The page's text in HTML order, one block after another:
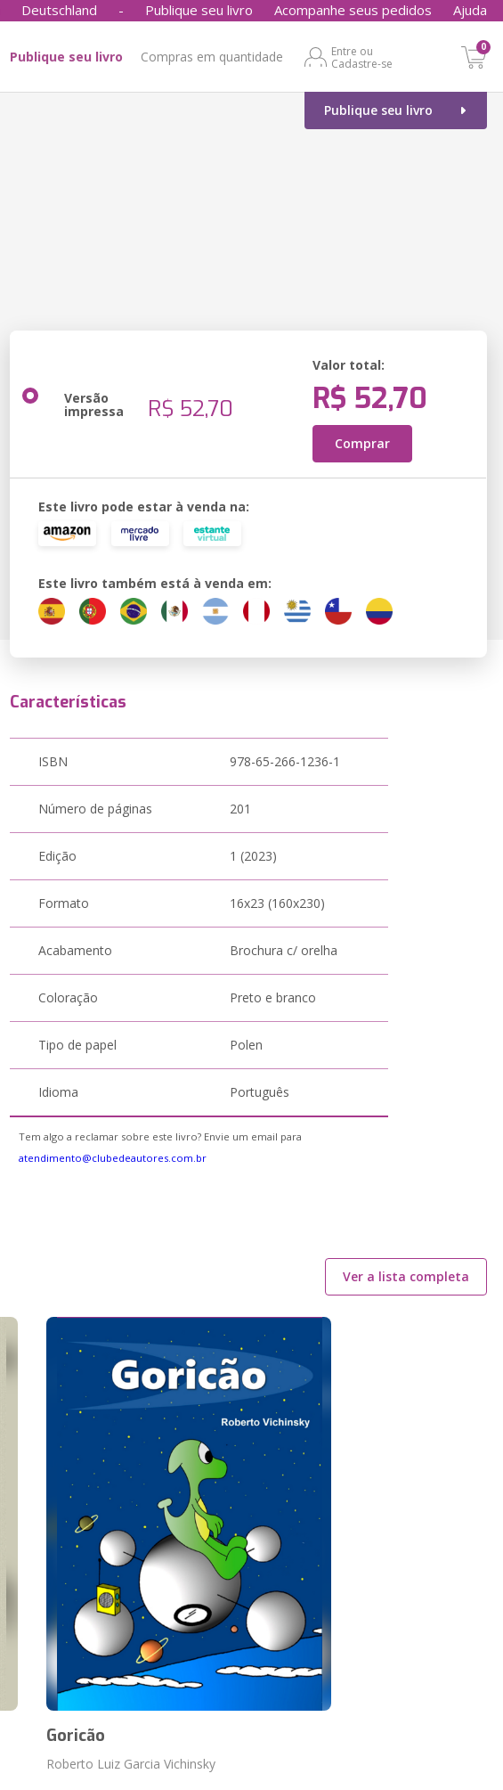
Deutschland - Publique seu livro Acompanhe seus pedidos Ajuda
Publique seu livro Compras em quantidade
Entre ou
Cadastre-se
0
Publique seu livro
Versão
impressa R$ 52,70
Valor total:
R$ 52,70
Comprar
Este livro pode estar à venda na:
Este livro também está à venda em:
Características
ISBN 978-65-266-1236-1
Número de páginas 201
Edição 1 (2023)
Formato 16x23 (160x230)
Acabamento Brochura c/ orelha
Coloração Preto e branco
Tipo de papel Polen
Idioma Português
Tem algo a reclamar sobre este livro? Envie um email para
atendimento@clubedeautores.com.br
Ver a lista completa
Goricão
Roberto Luiz Garcia Vichinsky